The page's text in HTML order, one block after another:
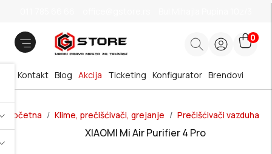
0
Brendovi
Blog Akcija
Kontakt Ticketing Konfigurator
Početna Klime, prečišćivači, grejanje Prečišćivači vazduha
XIAOMI Mi Air Purifier 4 Pro